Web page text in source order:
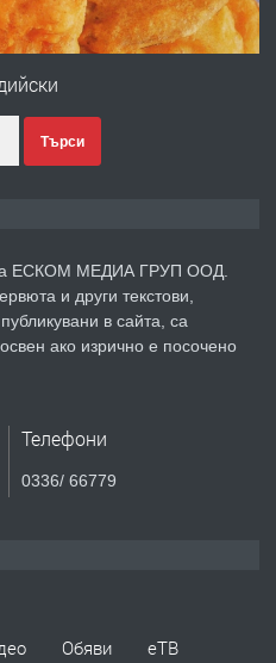
на малки детайли за
преди 1 година
апартамент - гр.
Търси
на ЕСКОМ МЕДИА ГРУП ООД.
и други текстови,
в сайта, са
ако изрично е посочено
Телефони
0336/ 66779
Обяви
еТВ